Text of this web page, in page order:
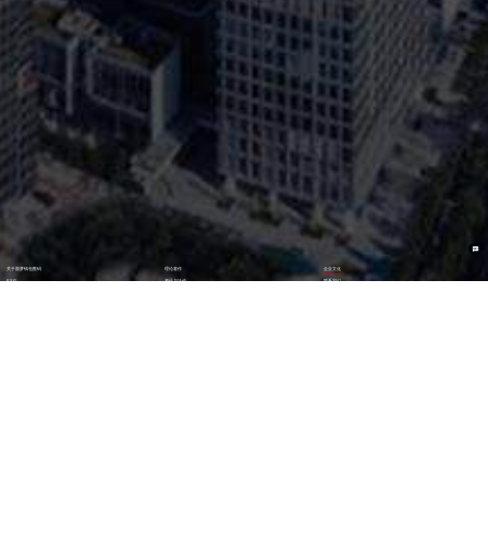
关于圆梦钱包数码 理论著作 企业文化
ESG 资讯与活动 联系我们